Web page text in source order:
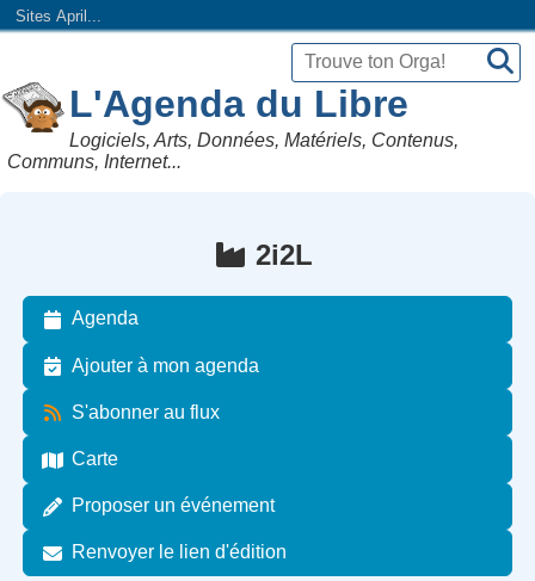
Sites April...
L'Agenda du Libre
Logiciels, Arts, Données, Matériels, Contenus,
Communs, Internet...
2i2L
Agenda
Ajouter à mon agenda
S'abonner au flux
Carte
Proposer un événement
Renvoyer le lien d'édition